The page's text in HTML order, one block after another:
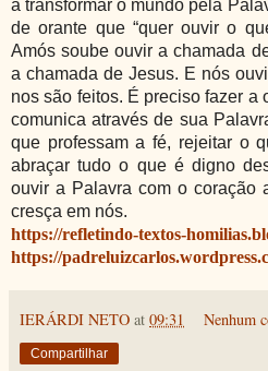
a transformar o mundo pela
de orante que “quer ouvir o
Amós soube ouvir a chamada
a chamada de Jesus. E nós
nos são feitos. É preciso fazer a
comunica através de sua
que professam a fé, rejeitar o
abraçar tudo o que é digno
ouvir a Palavra com o coração
cresça em nós.
https://refletindo-textos-
https://
IERÁRDI NETO at 09:31 Nenhum
Compartilhar